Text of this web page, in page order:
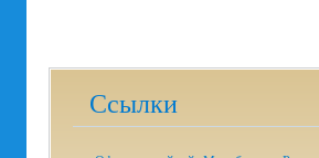
Ссылки